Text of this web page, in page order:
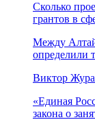
Сколько
грантов в
Между
определили
Виктор
«Единая
закона о